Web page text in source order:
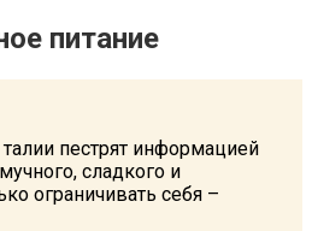
питание
пестрят информацией
сладкого и
ограничивать себя –